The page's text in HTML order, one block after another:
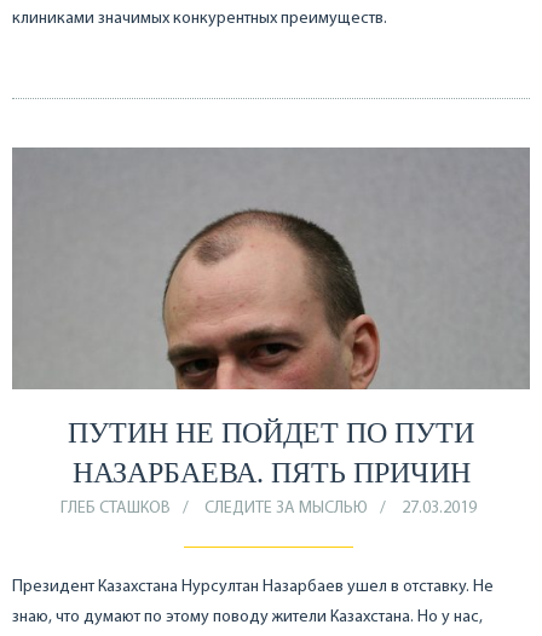
клиниками значимых конкурентных преимуществ.
ПУТИН НЕ ПОЙДЕТ ПО ПУТИ
НАЗАРБАЕВА. ПЯТЬ ПРИЧИН
ГЛЕБ СТАШКОВ СЛЕДИТЕ ЗА МЫСЛЬЮ 27.03.2019
Президент Казахстана Нурсултан Назарбаев ушел в отставку. Не
знаю, что думают по этому поводу жители Казахстана. Но у нас,